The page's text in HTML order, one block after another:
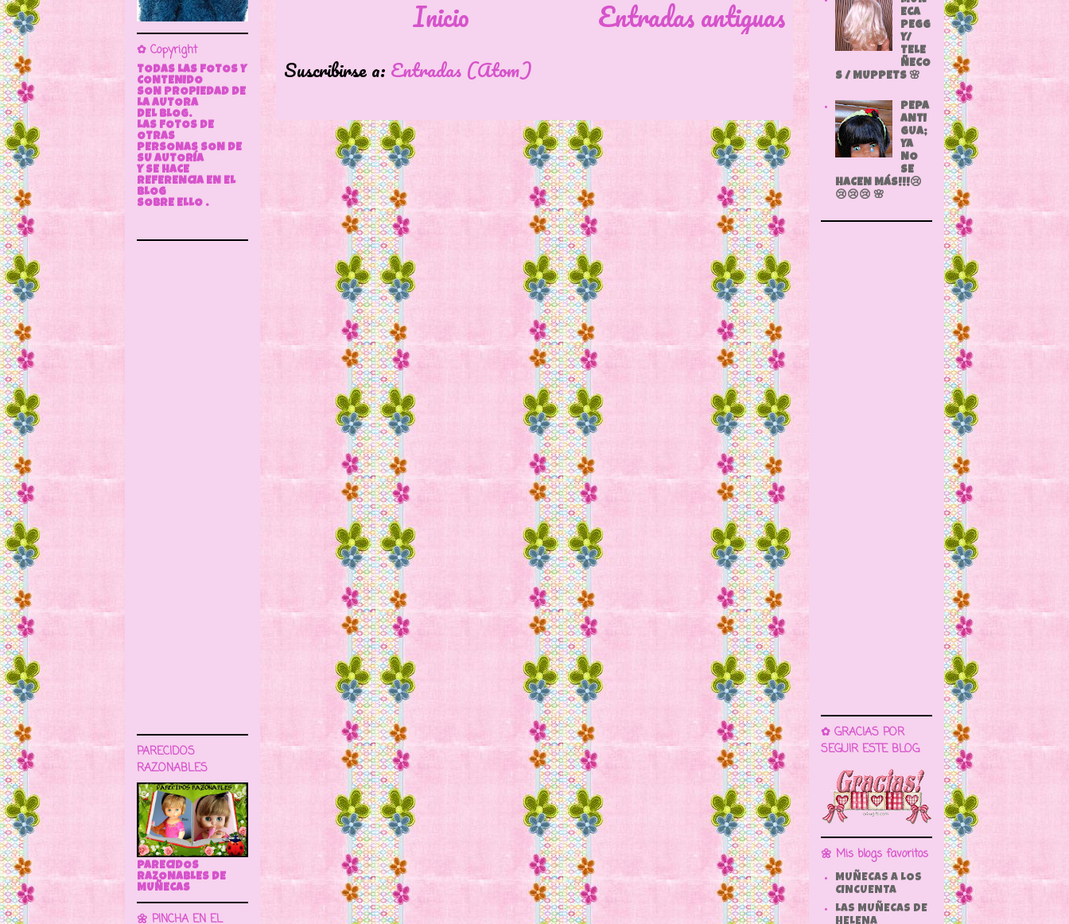
Entradas antiguas
Inicio
Suscribirse a: Entradas (Atom)
✿ Copyright
TODAS LAS FOTOS Y
CONTENIDO
SON PROPIEDAD DE
LA AUTORA
DEL BLOG.
LAS FOTOS DE
OTRAS
PERSONAS SON DE
SU AUTORÍA
Y SE HACE
REFERENCIA EN EL
BLOG
SOBRE ELLO .
PARECIDOS
RAZONABLES
PARECIDOS
RAZONABLES DE
MUÑECAS
🌼 PINCHA EN EL
ECA
PEGG
Y/
TELE
ÑECO
S / MUPPETS 🌸
PEPA
ANTI
GUA;
YA
NO
SE
HACEN MÁS!!!😢
😢😢😢 🌸
✿ GRACIAS POR
SEGUIR ESTE BLOG
🌼 Mis blogs favoritos
MUÑECAS A LOS
CINCUENTA
LAS MUÑECAS DE
HELENA